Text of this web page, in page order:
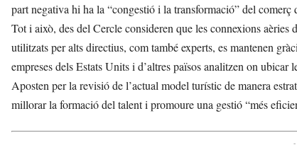
part negativa hi ha la “congestió i la transformació” del
Tot i això, des del Cercle consideren que les connexions
utilitzats per alts directius, com també experts, es mantenen
empreses dels Estats Units i d’altres països analitzen on ubicar
Aposten per la revisió de l’actual model turístic de manera
millorar la formació del talent i promoure una gestió “més
-